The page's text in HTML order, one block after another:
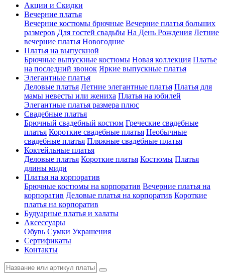
Акции и Скидки
Вечерние платья
Вечерние костюмы брючные Вечерние платья больших
размеров Для гостей свадьбы На День Рождения Летние
вечерние платья Новогодние
Платья на выпускной
Брючные выпускные костюмы Новая коллекция Платье
на последний звонок Яркие выпускные платья
Элегантные платья
Деловые платья Летние элегантные платья Платья для
мамы невесты или жениха Платья на юбилей
Элегантные платья размера плюс
Свадебные платья
Брючный свадебный костюм Греческие свадебные
платья Короткие свадебные платья Необычные
свадебные платья Пляжные свадебные платья
Коктейльные платья
Деловые платья Короткие платья Костюмы Платья
длины миди
Платья на корпоратив
Брючные костюмы на корпоратив Вечерние платья на
корпоратив Деловые платья на корпоратив Короткие
платья на корпоратив
Будуарные платья и халаты
Аксессуары
Обувь Сумки Украшения
Сертификаты
Контакты